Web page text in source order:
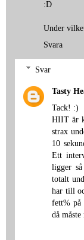
:D
Under
Svara
Svar
Tasty
Tack! :)
HIIT är
strax
10
Ett
ligger
totalt
har till
fett% på
då